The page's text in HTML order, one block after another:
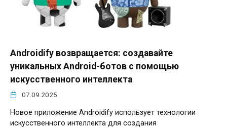
Androidify возвращается: создавайте
уникальных Android-ботов с помощью
искусственного интеллекта
07.09.2025
Новое приложение Androidify использует технологии
искусственного интеллекта для создания